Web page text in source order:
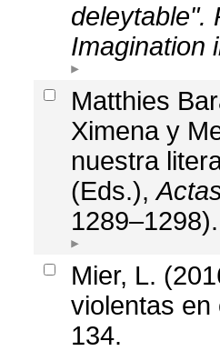
deleytable".
Imagination
Matthies
Ximena y
nuestra
(Eds.),
Mier, L.
violentas
134.